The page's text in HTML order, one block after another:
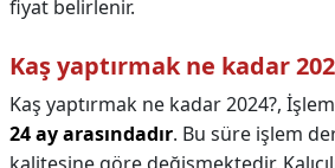
fiyat belirlenir.
Kaş yaptırmak ne kadar
Kaş yaptırmak ne kadar 2024?,
24 ay arasındadır. Bu süre işlem